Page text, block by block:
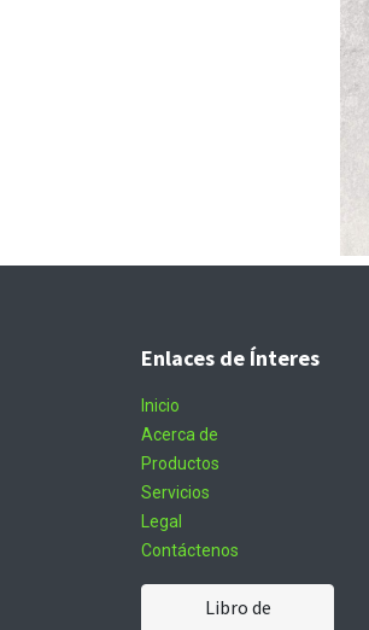
Enlaces de Ínteres
Inicio
Acerca de
Productos
Servicios
Legal
Contáctenos
Libro de